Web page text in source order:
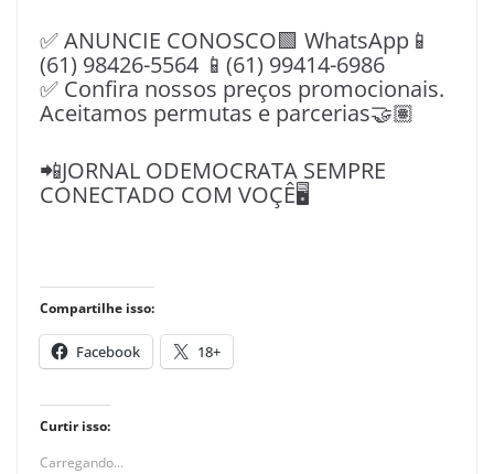
✅ ANUNCIE CONOSCO🟩 WhatsApp📱
(61) 98426-5564 📱(61) 99414-6986
✅ Confira nossos preços promocionais.
Aceitamos permutas e parcerias🤝🏽
📲JORNAL ODEMOCRATA SEMPRE
CONECTADO COM VOÇÊ🖥️
Compartilhe isso:
Facebook 18+
Curtir isso:
Carregando...